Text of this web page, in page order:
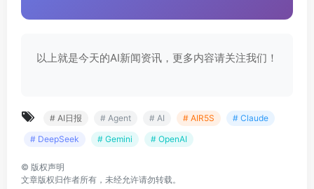
以上就是今天的AI新闻资讯，更多内容请关注我们！
# AI日报 # Agent # AI # AIR5S
# Claude
# DeepSeek
# Gemini # OpenAI
© 版权声明
文章版权归作者所有，未经允许请勿转载。